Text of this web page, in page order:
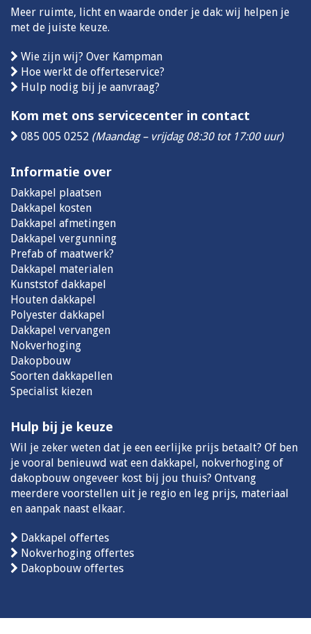
Meer ruimte, licht en waarde onder je dak: wij helpen je
met de juiste keuze.
Wie zijn wij? Over Kampman
Hoe werkt de offerteservice?
Hulp nodig bij je aanvraag?
Kom met ons servicecenter in contact
085 005 0252 (Maandag – vrijdag 08:30 tot 17:00 uur)
Informatie over
Dakkapel plaatsen
Dakkapel kosten
Dakkapel afmetingen
Dakkapel vergunning
Prefab of maatwerk?
Dakkapel materialen
Kunststof dakkapel
Houten dakkapel
Polyester dakkapel
Dakkapel vervangen
Nokverhoging
Dakopbouw
Soorten dakkapellen
Specialist kiezen
Hulp bij je keuze
Wil je zeker weten dat je een eerlijke prijs betaalt? Of ben
je vooral benieuwd wat een dakkapel, nokverhoging of
dakopbouw ongeveer kost bij jou thuis? Ontvang
meerdere voorstellen uit je regio en leg prijs, materiaal
en aanpak naast elkaar.
Dakkapel offertes
Nokverhoging offertes
Dakopbouw offertes